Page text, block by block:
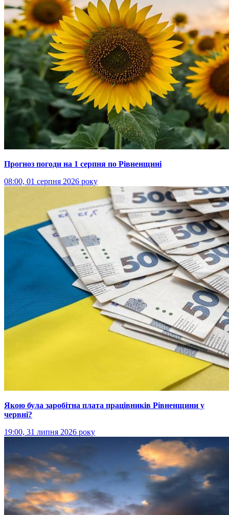
Прогноз погоди на 1 серпня по Рівненщині
08:00, 01 серпня 2026 року
Якою була заробітна плата працівників Рівненщини у
червні?
19:00, 31 липня 2026 року